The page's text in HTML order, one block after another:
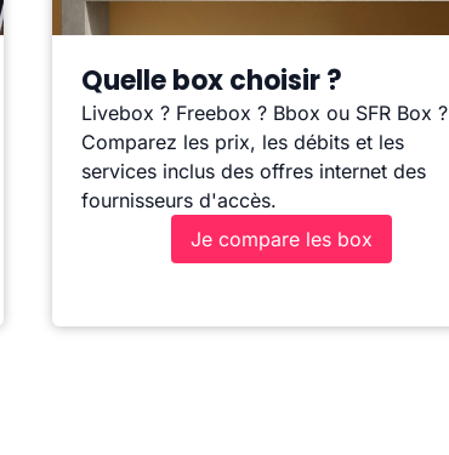
Quelle box choisir ?
Livebox ? Freebox ? Bbox ou SFR Box ?
Comparez les prix, les débits et les
services inclus des offres internet des
fournisseurs d'accès.
Je compare les box